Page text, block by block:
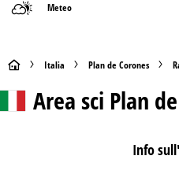
Meteo
H Italia Plan de Corones
Area sci Plan
Info